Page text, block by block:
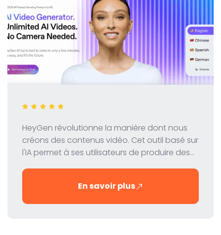
HeyGen révolutionne la manière dont nous
créons des contenus vidéo. Cet outil basé sur
l'IA permet à ses utilisateurs de produire des
coût. Dans cette revue, nous examinons de
près les fonctions, la tarification et les
En savoir plus